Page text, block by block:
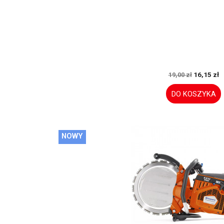
19,00 zł 16,15 zł
DO KOSZYKA
NOWY